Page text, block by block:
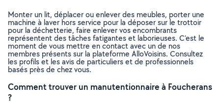
Monter un lit, déplacer ou enlever des meubles, porter une
machine à laver hors service pour la déposer sur le trottoir
pour la déchetterie, faire enlever vos encombrants
représentent des tâches fatigantes et laborieuses. C’est le
moment de vous mettre en contact avec un de nos
membres présents sur la plateforme AlloVoisins. Consultez
les profils et les avis de particuliers et de professionnels
basés près de chez vous.
Comment trouver un manutentionnaire à Foucherans
?